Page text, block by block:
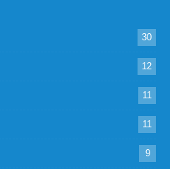
30
12
11
11
9